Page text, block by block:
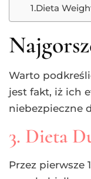
1.Dieta
Warto
jest fakt, iż ich
niebezpieczne
3. Dieta
Przez pierwsze